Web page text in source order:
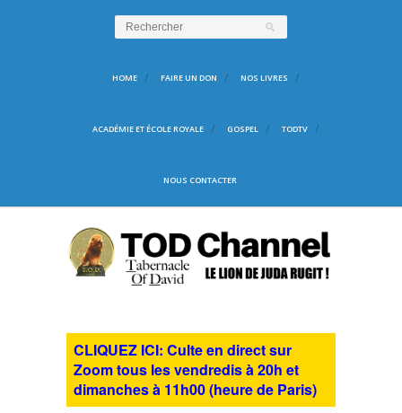
HOME FAIRE UN DON NOS LIVRES
ACADÉMIE ET ÉCOLE ROYALE GOSPEL TODTV
NOUS CONTACTER
CLIQUEZ ICI: Culte en direct sur
Zoom tous les vendredis à 20h et
dimanches à 11h00 (heure de Paris)